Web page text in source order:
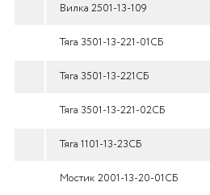
Вилка 2501-13-109
Тяга 3501-13-221-01СБ
Тяга 3501-13-221СБ
Тяга 3501-13-221-02СБ
Тяга 1101-13-23СБ
Мостик 2001-13-20-01СБ